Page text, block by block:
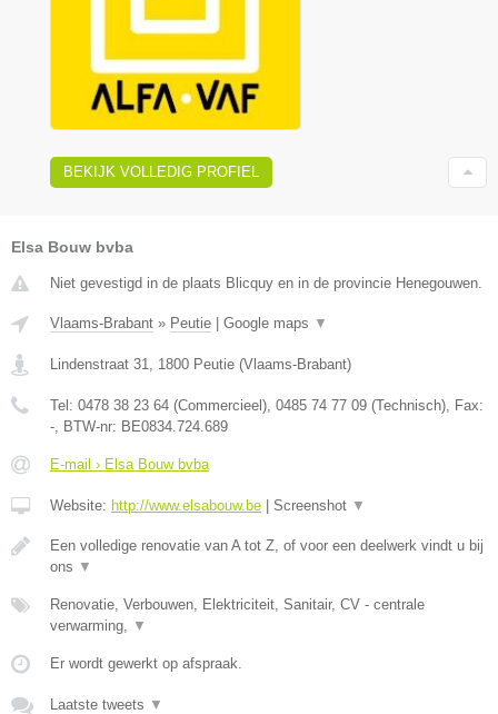
BEKIJK VOLLEDIG PROFIEL
Elsa Bouw bvba
Niet gevestigd in de plaats Blicquy en in de provincie Henegouwen.
Vlaams-Brabant » Peutie Google maps ▼
Lindenstraat 31 1800 Peutie (Vlaams-Brabant)
Tel: 0478 38 23 64 (Commercieel), 0485 74 77 09 (Technisch) , Fax:
- , BTW-nr: BE0834.724.689
E-mail › Elsa Bouw bvba
Website: http://www.elsabouw.be Screenshot ▼
Een volledige renovatie van A tot Z, of voor een deelwerk vindt u bij
ons ▼
Renovatie, Verbouwen, Elektriciteit, Sanitair, CV - centrale
verwarming,
▼
Er wordt gewerkt op afspraak.
Laatste tweets ▼